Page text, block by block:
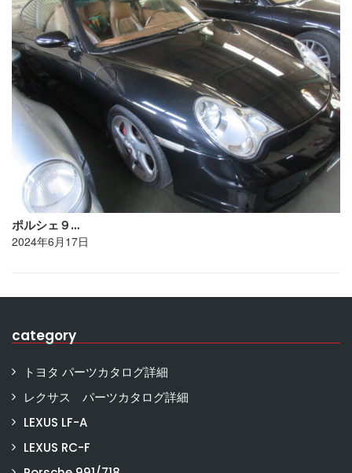
ポルシェ９…
2024年6月17日
category
トヨタ パーツカタログ詳細
レクサス パーツカタログ詳細
LEXUS LF-A
LEXUS RC-F